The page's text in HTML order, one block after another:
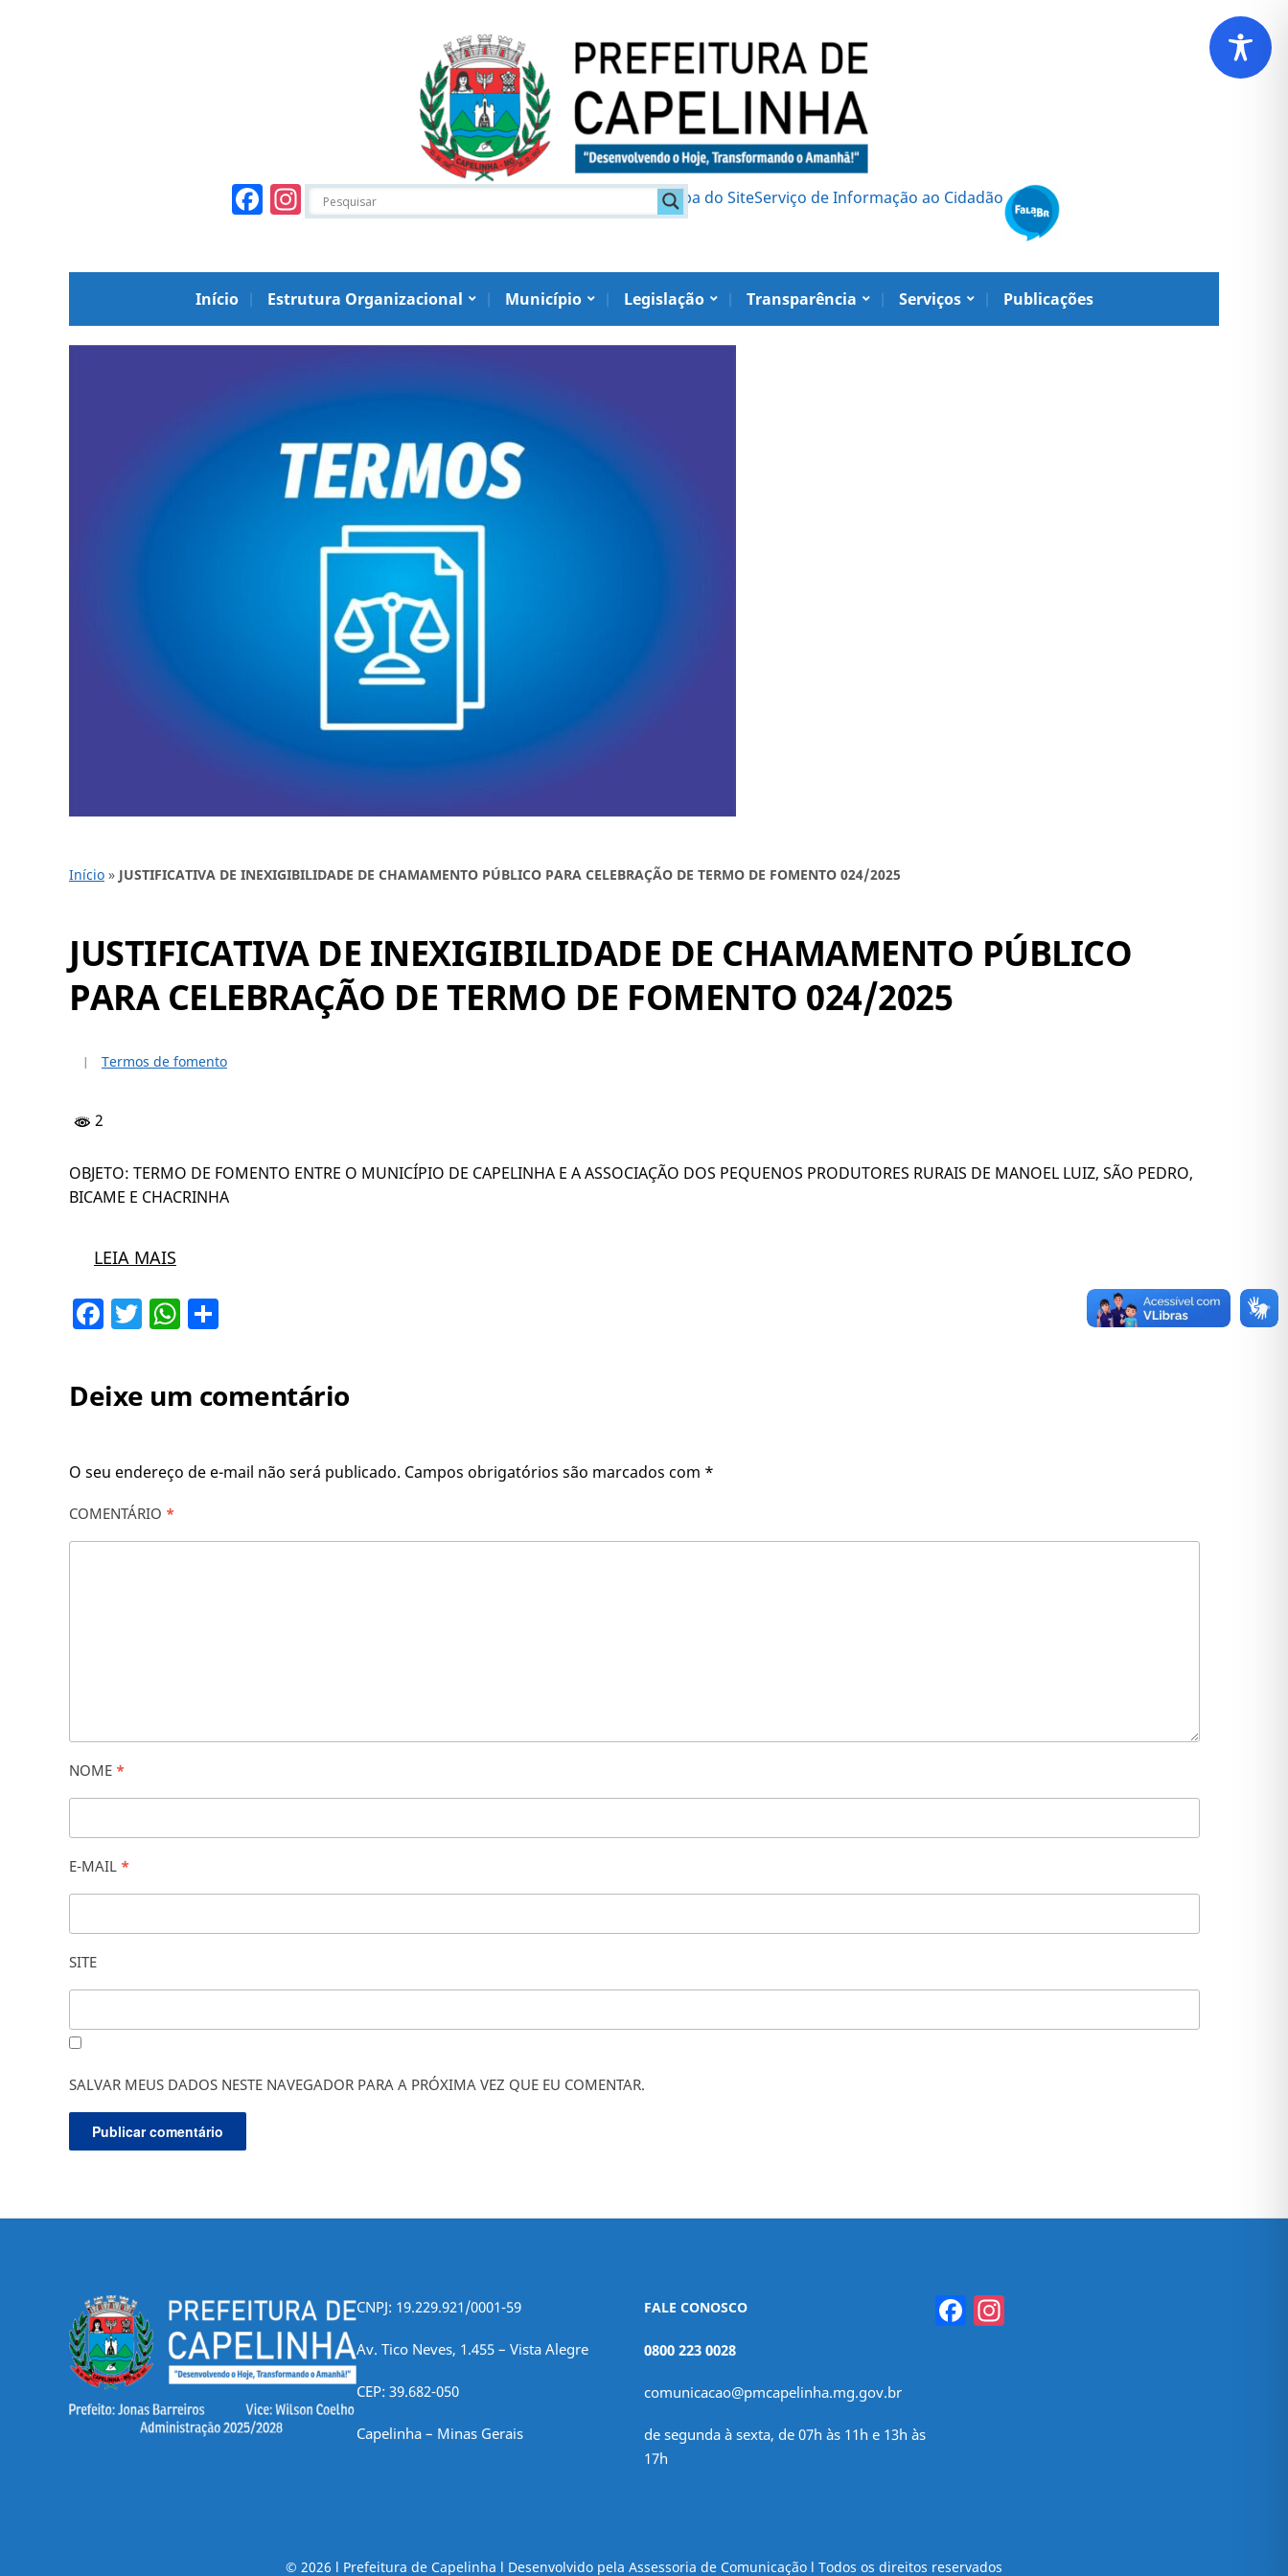
Facebook
Instagram Mapa do SiteServiço de Informação ao Cidadão
Início Estrutura Organizacional Município Legislação Transparência Serviços Publicações
Início » JUSTIFICATIVA DE INEXIGIBILIDADE DE CHAMAMENTO PÚBLICO PARA CELEBRAÇÃO DE TERMO DE FOMENTO 024/2025
JUSTIFICATIVA DE INEXIGIBILIDADE DE CHAMAMENTO PÚBLICO
PARA CELEBRAÇÃO DE TERMO DE FOMENTO 024/2025
Termos de fomento
2
OBJETO: TERMO DE FOMENTO ENTRE O MUNICÍPIO DE CAPELINHA E A ASSOCIAÇÃO DOS PEQUENOS PRODUTORES RURAIS DE MANOEL LUIZ, SÃO PEDRO,
BICAME E CHACRINHA
LEIA MAIS
Facebook
TwitterWhatsApp
Deixe um comentário
O seu endereço de e-mail não será publicado. Campos obrigatórios são marcados com *
COMENTÁRIO *
NOME *
E-MAIL *
SITE
SALVAR MEUS DADOS NESTE NAVEGADOR PARA A PRÓXIMA VEZ QUE EU COMENTAR.
CNPJ: 19.229.921/0001-59
Av. Tico Neves, 1.455 – Vista Alegre
CEP: 39.682-050
Capelinha – Minas Gerais
FALE CONOSCO
0800 223 0028
comunicacao@pmcapelinha.mg.gov.br
de segunda à sexta, de 07h às 11h e 13h às
17h
Facebook
© 2026 l Prefeitura de Capelinha l Desenvolvido pela Assessoria de Comunicação l Todos os direitos reservados